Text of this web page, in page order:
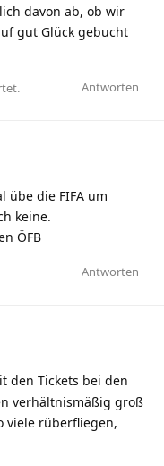
davon ab, ob wir
gut Glück gebucht
Antworten
übe die FIFA um
keine.
ÖFB
Antworten
den Tickets bei den
verhältnismäßig groß
viele rüberfliegen,